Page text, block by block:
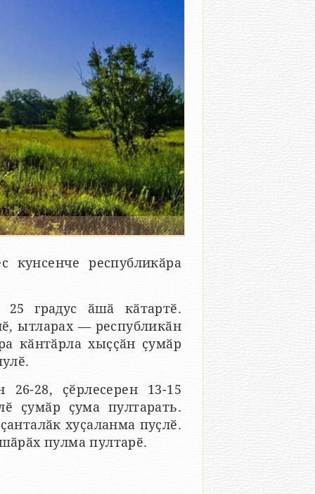
кунсенче республикӑра
градус ӑшӑ кӑтартӗ.
ытларах — республикӑн
кӑнтӑрла хыҫҫӑн ҫумӑр
26-28, ҫӗрлесерен 13-15
ҫумӑр ҫума пултарать.
хуҫаланма пуҫлӗ.
пулма пултарӗ.